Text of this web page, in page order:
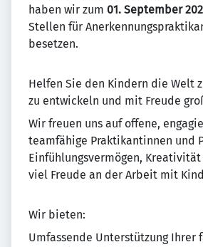
haben wir zum 01. September
Stellen für
besetzen.
Helfen Sie den Kindern die Welt
zu entwickeln und mit Freude
Wir freuen uns auf offene,
teamfähige Praktikantinnen und
Einfühlungsvermögen,
viel Freude an der Arbeit mit
Wir bieten:
Umfassende Unterstützung Ihrer